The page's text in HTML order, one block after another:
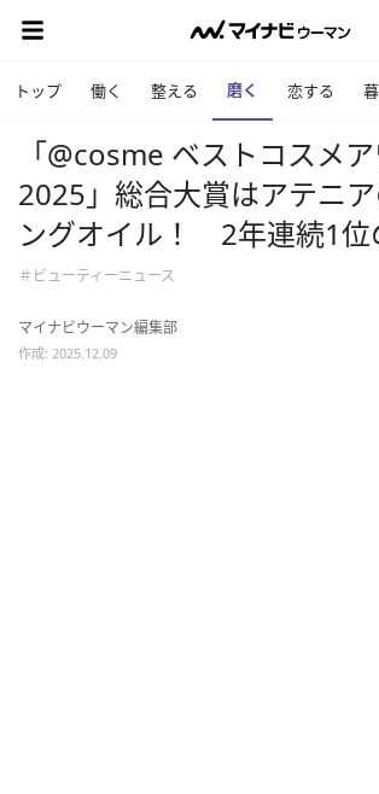
トップ 働く 整える 磨く 恋する
「@cosme ベストコスメ
2025」総合大賞はアテニ
ングオイル！ 2年連続1位
＃ビューティーニュース
マイナビウーマン編集部
作成: 2025.12.09